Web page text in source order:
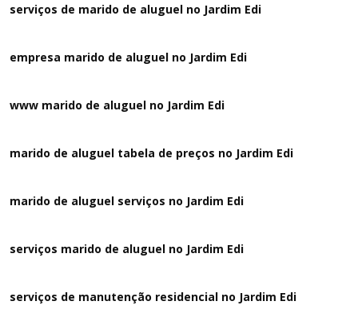
serviços de marido de aluguel no Jardim Edi
empresa marido de aluguel no Jardim Edi
www marido de aluguel no Jardim Edi
marido de aluguel tabela de preços no Jardim Edi
marido de aluguel serviços no Jardim Edi
serviços marido de aluguel no Jardim Edi
serviços de manutenção residencial no Jardim Edi